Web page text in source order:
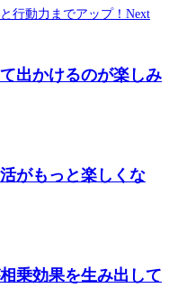
行動力までアップ！ Next
出かけるのが楽しみ
がもっと楽しくな
乗効果を生み出して